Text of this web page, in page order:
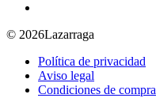
© 2026Lazarraga
Política de privacidad
Aviso legal
Condiciones de compra